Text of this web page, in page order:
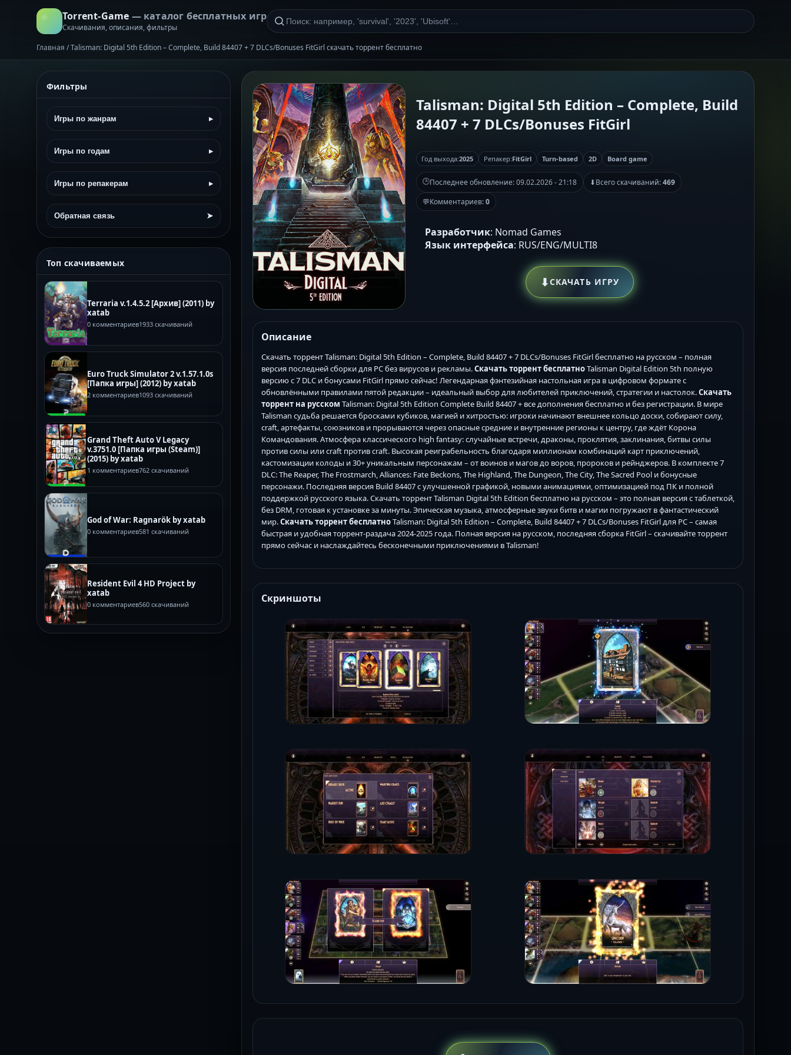
Torrent-Game — каталог бесплатных игр
Скачивания, описания, фильтры
Главная /Talisman: Digital 5th Edition – Complete, Build 84407 + 7 DLCs/Bonuses FitGirl скачать торрент бесплатно
Фильтры
Игры по жанрам ▸
Игры по годам ▸
Игры по репакерам ▸
Обратная связь ➤
Топ скачиваемых
Terraria v.1.4.5.2 [Архив] (2011) by
xatab
0 комментариев1933 скачиваний
Euro Truck Simulator 2 v.1.57.1.0s
[Папка игры] (2012) by xatab
2 комментариев1093 скачиваний
Grand Theft Auto V Legacy
v.3751.0 [Папка игры (Steam)]
(2015) by xatab
1 комментариев762 скачиваний
God of War: Ragnarök by xatab
0 комментариев581 скачиваний
Resident Evil 4 HD Project by
xatab
0 комментариев560 скачиваний
Talisman: Digital 5th Edition – Complete, Build
84407 + 7 DLCs/Bonuses FitGirl
Год выхода:2025 Репакер:FitGirl Turn-based 2D Board game
🕒Последнее обновление:09.02.2026 - 21:18 ⬇Всего скачиваний:469
💬Комментариев:0
Разработчик: Nomad Games
Язык интерфейса: RUS/ENG/MULTI8
⬇СКАЧАТЬ ИГРУ
Описание
Скачать торрент Talisman: Digital 5th Edition – Complete, Build 84407 + 7 DLCs/Bonuses FitGirl бесплатно на русском – полная
версия последней сборки для PC без вирусов и рекламы.Скачать торрент бесплатноTalisman Digital Edition 5th полную
версию с 7 DLC и бонусами FitGirl прямо сейчас! Легендарная фэнтезийная настольная игра в цифровом формате с
обновлёнными правилами пятой редакции – идеальный выбор для любителей приключений, стратегии и настолок.Скачать
торрент на русском Talisman: Digital 5th Edition Complete Build 84407 + все дополнения бесплатно и без регистрации. В мире
Talisman судьба решается бросками кубиков, магией и хитростью: игроки начинают внешнее кольцо доски, собирают силу,
craft, артефакты, союзников и прорываются через опасные средние и внутренние регионы к центру, где ждёт Корона
Командования. Атмосфера классического high fantasy: случайные встречи, драконы, проклятия, заклинания, битвы силы
против силы или craft против craft. Высокая реиграбельность благодаря миллионам комбинаций карт приключений,
кастомизации колоды и 30+ уникальным персонажам – от воинов и магов до воров, пророков и рейнджеров. В комплекте 7
DLC: The Reaper, The Frostmarch, Alliances: Fate Beckons, The Highland, The Dungeon, The City, The Sacred Pool и бонусные
персонажи. Последняя версия Build 84407 с улучшенной графикой, новыми анимациями, оптимизацией под ПК и полной
поддержкой русского языка. Скачать торрент Talisman Digital 5th Edition бесплатно на русском – это полная версия с таблеткой,
без DRM, готовая к установке за минуты. Эпическая музыка, атмосферные звуки битв и магии погружают в фантастический
мир.Скачать торрент бесплатноTalisman: Digital 5th Edition – Complete, Build 84407 + 7 DLCs/Bonuses FitGirl для PC – самая
быстрая и удобная торрент-раздача 2024-2025 года. Полная версия на русском, последняя сборка FitGirl – скачивайте торрент
прямо сейчас и наслаждайтесь бесконечными приключениями в Talisman!
Скриншоты